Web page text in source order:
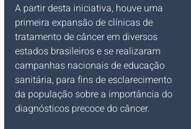
A partir desta iniciativa, houve uma
primeira expansão de clínicas de
tratamento de câncer em diversos
estados brasileiros e se realizaram
campanhas nacionais de educação
sanitária, para fins de esclarecimento
da população sobre a importância do
diagnósticos precoce do câncer.